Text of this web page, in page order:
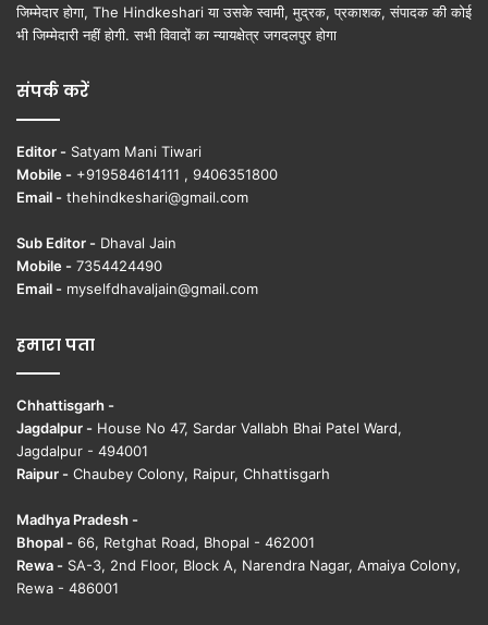
जिम्मेदार होगा, The Hindkeshari या उसके स्वामी, मुद्रक, प्रकाशक, संपादक की कोई
भी जिम्मेदारी नहीं होगी. सभी विवादों का न्यायक्षेत्र जगदलपुर होगा
संपर्क करें
Editor - Satyam Mani Tiwari
Mobile - +919584614111 , 9406351800
Email - thehindkeshari@gmail.com
Sub Editor - Dhaval Jain
Mobile - 7354424490
Email - myselfdhavaljain@gmail.com
हमारा पता
Chhattisgarh -
Jagdalpur - House No 47, Sardar Vallabh Bhai Patel Ward,
Jagdalpur - 494001
Raipur - Chaubey Colony, Raipur, Chhattisgarh
Madhya Pradesh -
Bhopal - 66, Retghat Road, Bhopal - 462001
Rewa - SA-3, 2nd Floor, Block A, Narendra Nagar, Amaiya Colony,
Rewa - 486001